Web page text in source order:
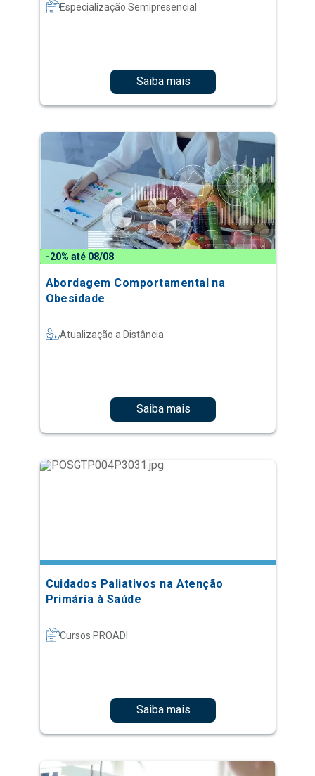
Especialização Semipresencial
Saiba mais
-20% até 08/08
Abordagem Comportamental na
Obesidade
Atualização a Distância
Saiba mais
Cuidados Paliativos na Atenção
Primária à Saúde
Cursos PROADI
Saiba mais